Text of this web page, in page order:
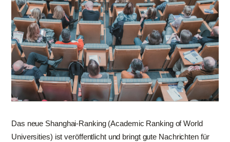
Das neue Shanghai-Ranking (Academic Ranking of World
Universities) ist veröffentlicht und bringt gute Nachrichten für